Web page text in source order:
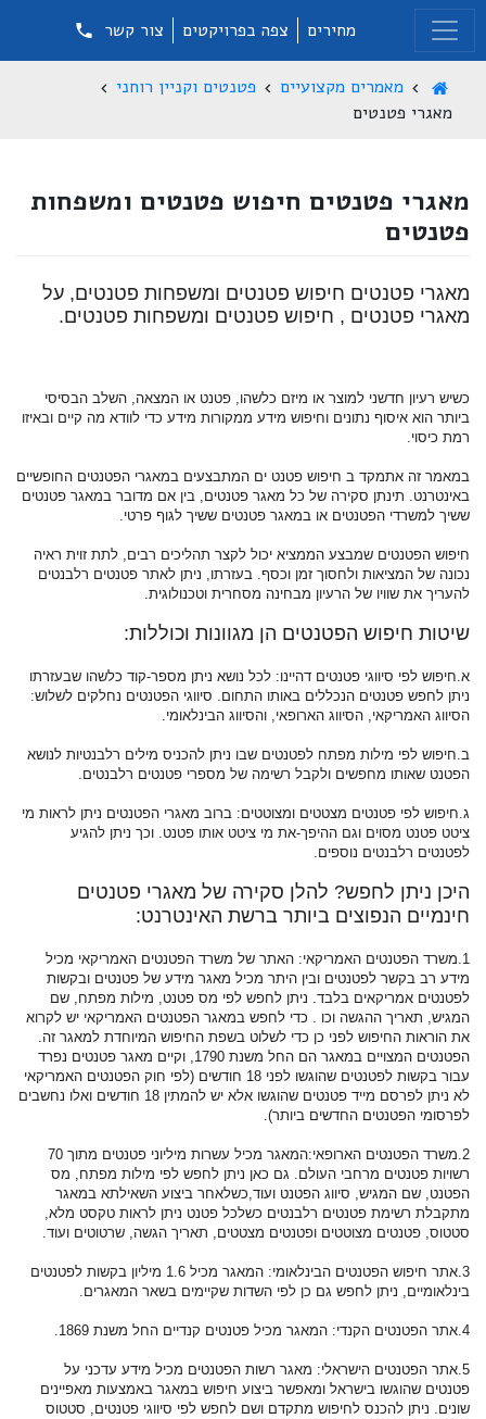
מחירים צפה בפרויקטים צור קשר
מאמרים מקצועיים
פטנטים וקניין רוחני
מאגרי פטנטים
מאגרי פטנטים חיפוש פטנטים ומשפחות
פטנטים
מאגרי פטנטים חיפוש פטנטים ומשפחות פטנטים, על
מאגרי פטנטים , חיפוש פטנטים ומשפחות פטנטים.
כשיש רעיון חדשני למוצר או מיזם כלשהו, פטנט או המצאה, השלב הבסיסי
ביותר הוא איסוף נתונים וחיפוש מידע ממקורות מידע כדי לוודא מה קיים ובאיזו
רמת כיסוי.
במאמר זה אתמקד ב חיפוש פטנט ים המתבצעים במאגרי הפטנטים החופשיים
באינטרנט. תינתן סקירה של כל מאגר פטנטים, בין אם מדובר במאגר פטנטים
ששיך למשרדי הפטנטים או במאגר פטנטים ששיך לגוף פרטי.
חיפוש הפטנטים שמבצע הממציא יכול לקצר תהליכים רבים, לתת זוית ראיה
נכונה של המציאות ולחסוך זמן וכסף. בעזרתו, ניתן לאתר פטנטים רלבנטים
להעריך את שוויו של הרעיון מבחינה מסחרית וטכנולוגית.
שיטות חיפוש הפטנטים הן מגוונות וכוללות:
א.חיפוש לפי סיווגי פטנטים דהיינו: לכל נושא ניתן מספר-קוד כלשהו שבעזרתו
ניתן לחפש פטנטים הנכללים באותו התחום. סיווגי הפטנטים נחלקים לשלוש:
הסיווג האמריקאי, הסיווג הארופאי, והסיווג הבינלאומי.
ב.חיפוש לפי מילות מפתח לפטנטים שבו ניתן להכניס מילים רלבנטיות לנושא
הפטנט שאותו מחפשים ולקבל רשימה של מספרי פטנטים רלבנטים.
ג.חיפוש לפי פטנטים מצטטים ומצוטטים: ברוב מאגרי הפטנטים ניתן לראות מי
ציטט פטנט מסוים וגם ההיפך-את מי ציטט אותו פטנט. וכך ניתן להגיע
לפטנטים רלבנטים נוספים.
היכן ניתן לחפש? להלן סקירה של מאגרי פטנטים
חינמיים הנפוצים ביותר ברשת האינטרנט:
1.משרד הפטנטים האמריקאי: האתר של משרד הפטנטים האמריקאי מכיל
מידע רב בקשר לפטנטים ובין היתר מכיל מאגר מידע של פטנטים ובקשות
לפטנטים אמריקאים בלבד. ניתן לחפש לפי מס פטנט, מילות מפתח, שם
המגיש, תאריך ההגשה וכו . כדי לחפש במאגר הפטנטים האמריקאי יש לקרוא
את הוראות החיפוש לפני כן כדי לשלוט בשפת החיפוש המיוחדת למאגר זה.
הפטנטים המצויים במאגר הם החל משנת 1790, וקיים מאגר פטנטים נפרד
עבור בקשות לפטנטים שהוגשו לפני 18 חודשים (לפי חוק הפטנטים האמריקאי
לא ניתן לפרסם מייד פטנטים שהוגשו אלא יש להמתין 18 חודשים ואלו נחשבים
לפרסומי הפטנטים החדשים ביותר).
2.משרד הפטנטים הארופאי:המאגר מכיל עשרות מיליוני פטנטים מתוך 70
רשויות פטנטים מרחבי העולם. גם כאן ניתן לחפש לפי מילות מפתח, מס
הפטנט, שם המגיש, סיווג הפטנט ועוד,כשלאחר ביצוע השאילתא במאגר
מתקבלת רשימת פטנטים רלבנטים כשלכל פטנט ניתן לראות טקסט מלא,
סטטוס, פטנטים מצוטטים ופטנטים מצטטים, תאריך הגשה, שרטוטים ועוד.
3.אתר חיפוש הפטנטים הבינלאומי: המאגר מכיל 1.6 מיליון בקשות לפטנטים
בינלאומיים, ניתן לחפש גם כן לפי השדות שקיימים בשאר המאגרים.
4.אתר הפטנטים הקנדי: המאגר מכיל פטנטים קנדיים החל משנת 1869.
5.אתר הפטנטים הישראלי: מאגר רשות הפטנטים מכיל מידע עדכני על
פטנטים שהוגשו בישראל ומאפשר ביצוע חיפוש במאגר באמצעות מאפיינים
שונים. ניתן להכנס לחיפוש מתקדם ושם לחפש לפי סיווגי פטנטים, סטטוס